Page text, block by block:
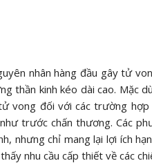
nhân hàng đầu gây tử
thần kinh kéo dài cao. Mặc
vong đối với các trường
trước chấn thương. Các
nhưng chỉ mang lại lợi ích
nhu cầu cấp thiết về các